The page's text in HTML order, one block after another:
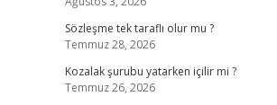
Sözleşme tek taraflı olur mu ?
Temmuz 28, 2026
Kozalak şurubu yatarken içilir mi ?
Temmuz 26, 2026